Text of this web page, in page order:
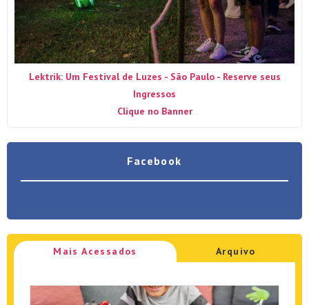
Lektrik: Um Festival de Luzes - São Paulo - Reserve seus
Ingressos
Clique no Banner
Facebook
Mais Acessados Arquivo